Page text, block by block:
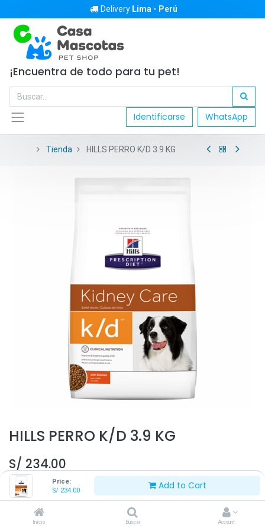
Price:
S/ 234.00 Add to Cart
Inicio Buscar Account
Delivery Lima - Perú
¡Encuentra de todo para tu pet!
Identificarse WhatsApp
Tienda HILLS PERRO K/D 3.9 KG
HILLS PERRO K/D 3.9 KG
S/ 234.00